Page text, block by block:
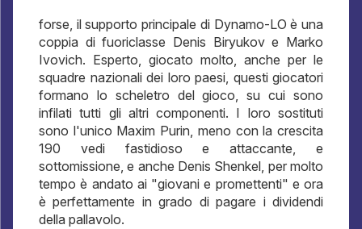
forse, il supporto principale di Dynamo-LO è una
coppia di fuoriclasse Denis Biryukov e Marko
Ivovich. Esperto, giocato molto, anche per le
squadre nazionali dei loro paesi, questi giocatori
formano lo scheletro del gioco, su cui sono
infilati tutti gli altri componenti. I loro sostituti
sono l'unico Maxim Purin, meno con la crescita
190 vedi fastidioso e attaccante, e
sottomissione, e anche Denis Shenkel, per molto
tempo è andato ai "giovani e promettenti" e ora
è perfettamente in grado di pagare i dividendi
della pallavolo.